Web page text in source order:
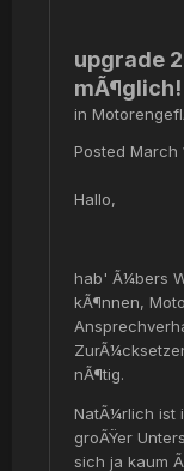
upgrade
mÃ¶glich!
in
Posted March
Hallo,
hab' Ã¼bers
kÃ¶nnen,
nÃ¶tig.
NatÃ¼rlich ist
groÃŸer
sich ja kaum